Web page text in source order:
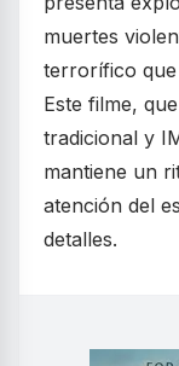
muertes
terrorífico que
Este filme,
tradicional y
mantiene un
atención del
detalles.